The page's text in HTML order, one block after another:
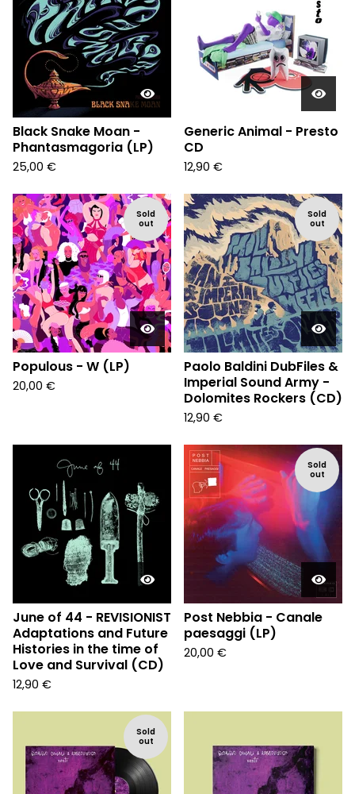
Black Snake Moan -
Phantasmagoria (LP)
25,00 €
Generic Animal - Presto
CD
12,90 €
Sold
out
Populous - W (LP)
20,00 €
Sold
out
Paolo Baldini DubFiles &
Imperial Sound Army -
Dolomites Rockers (CD)
12,90 €
June of 44 - REVISIONIST
Adaptations and Future
Histories in the time of
Love and Survival (CD)
12,90 €
Sold
out
Post Nebbia - Canale
paesaggi (LP)
20,00 €
Sold
out